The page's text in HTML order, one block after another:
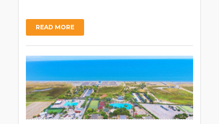
READ MORE